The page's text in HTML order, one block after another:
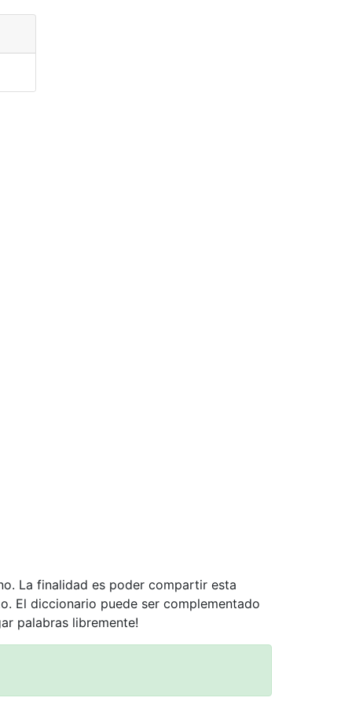
La finalidad es poder compartir esta
El diccionario puede ser complementado
palabras libremente!